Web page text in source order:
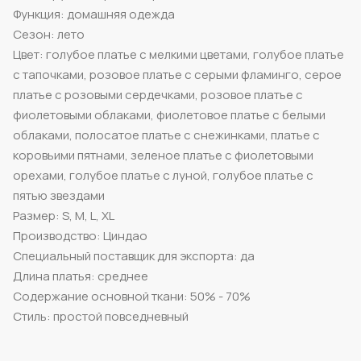
Функция: домашняя одежда
Сезон: лето
Цвет: голубое платье с мелкими цветами, голубое платье
с тапочками, розовое платье с серыми фламинго, серое
платье с розовыми сердечками, розовое платье с
фиолетовыми облаками, фиолетовое платье с белыми
облаками, полосатое платье с снежинками, платье с
коровьими пятнами, зеленое платье с фиолетовыми
орехами, голубое платье с луной, голубое платье с
пятью звездами
Размер: S, M, L, XL
Производство: Циндао
Специальный поставщик для экспорта: да
Длина платья: среднее
Содержание основной ткани: 50% - 70%
Стиль: простой повседневный